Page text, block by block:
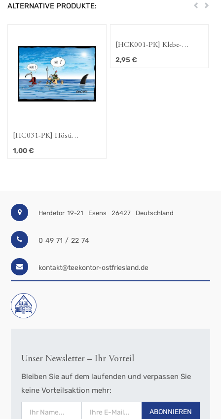
ALTERNATIVE PRODUKTE: Zurück
[HC031-PK] Hösti
Postkarte Sensenmann "Hai"
1,00€
[HCK001-PK] Klebe-
Postkarte "Sensenmann"
2,95€
Herdetor 19-21 Esens 26427 Deutschland
0 49 71 / 22 74
kontakt@teekontor-ostfriesland.de
Unser Newsletter – Ihr Vorteil
Bleiben Sie auf dem laufenden und verpassen Sie
keine Vorteilsaktion mehr:
ABONNIEREN